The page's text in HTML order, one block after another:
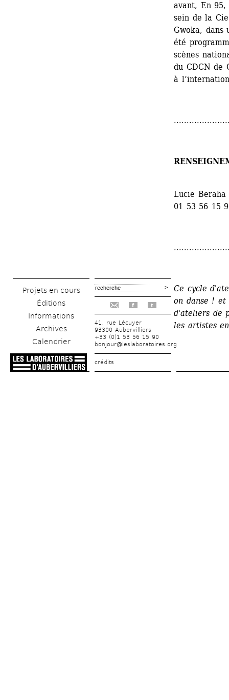
Projets en cours
Éditions
Informations
Archives
Calendrier
f t
41, rue Lécuyer
93300 Aubervilliers
+33 (0)1 53 56 15 90
bonjour@leslaboratoires.org
crédits
avant, En 95,
sein de la
Gwoka, dans
été
scènes
du CDCN de
à
Lucie
01 53 56 15
Ce cycle
on danse !
d'ateliers de
les artistes